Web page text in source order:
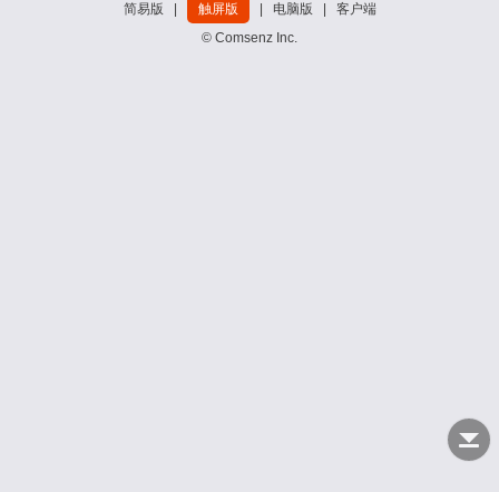
简易版 触屏版 电脑版
客户端
© Comsenz Inc.